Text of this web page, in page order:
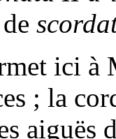
ici à
; la
aiguës